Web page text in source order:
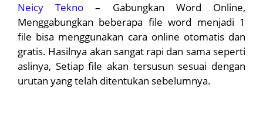
Neicy Tekno – Gabungkan Word Online,
Menggabungkan beberapa file word menjadi 1
file bisa menggunakan cara online otomatis dan
gratis. Hasilnya akan sangat rapi dan sama seperti
aslinya, Setiap file akan tersusun sesuai dengan
urutan yang telah ditentukan sebelumnya.